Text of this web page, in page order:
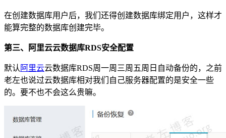
在创建数据库用户后，我们还得创建数据库绑定用户，这样才
能算完整的数据库创建完毕。
第三、阿里云云数据库RDS安全配置
默认 阿里云云数据库RDS周一周三周五周日自动备份的，之前
老左也说过云数据库相对我们自己服务器配置的是安全一些
的。要不也不会这么贵嘛。